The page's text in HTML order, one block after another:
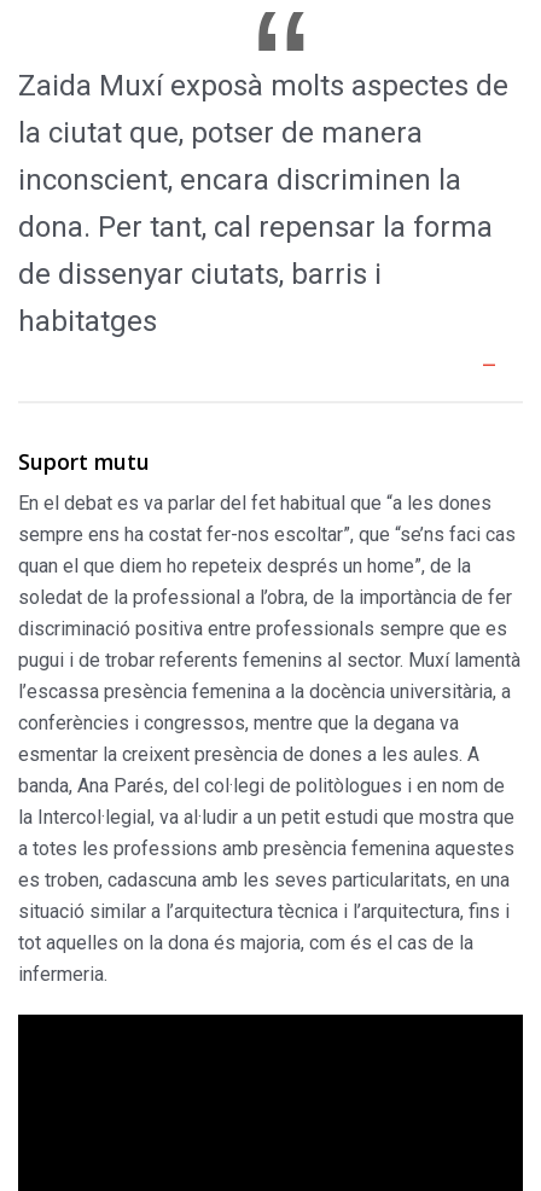
Zaida Muxí exposà molts aspectes de
la ciutat que, potser de manera
inconscient, encara discriminen la
dona. Per tant, cal repensar la forma
de dissenyar ciutats, barris i
habitatges
Suport mutu
En el debat es va parlar del fet habitual que “a les dones
sempre ens ha costat fer-nos escoltar”, que “se’ns faci cas
quan el que diem ho repeteix després un home”, de la
soledat de la professional a l’obra, de la importància de fer
discriminació positiva entre professionals sempre que es
pugui i de trobar referents femenins al sector. Muxí lamentà
l’escassa presència femenina a la docència universitària, a
conferències i congressos, mentre que la degana va
esmentar la creixent presència de dones a les aules. A
banda, Ana Parés, del col·legi de politòlogues i en nom de
la Intercol·legial, va al·ludir a un petit estudi que mostra que
a totes les professions amb presència femenina aquestes
es troben, cadascuna amb les seves particularitats, en una
situació similar a l’arquitectura tècnica i l’arquitectura, fins i
tot aquelles on la dona és majoria, com és el cas de la
infermeria.